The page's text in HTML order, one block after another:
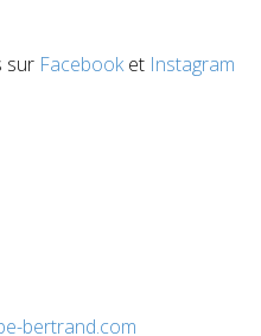
sur Facebooket Instagram
bertrand.com